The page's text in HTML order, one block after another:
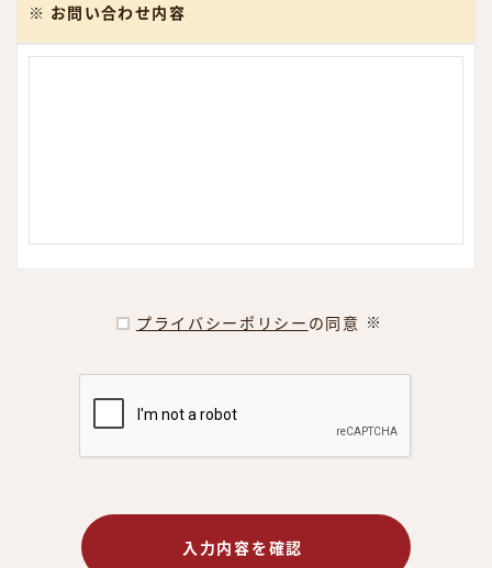
※ お問い合わせ内容
プライバシーポリシー の同意 ※